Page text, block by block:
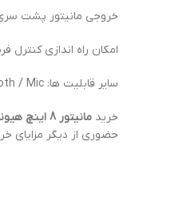
خروجی مانیتور پشت
امکان راه اندازی کنترل
سایر قابلیت ها: USB / AUX / Radio / Bluetooth / Mic
خرید مانیتور 8 اینچ هیوندا آزرا گرنجور
حضوری از دیگر مزایای